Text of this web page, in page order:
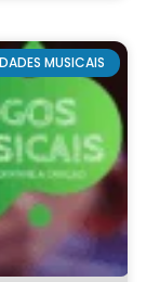
MUSICAIS